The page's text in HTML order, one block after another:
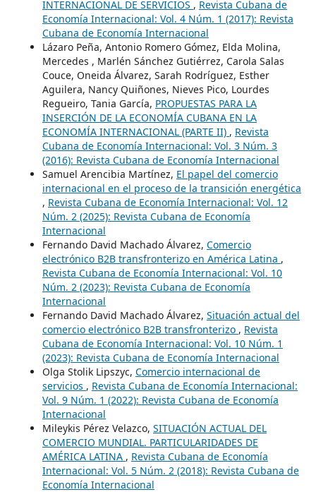
INTERNACIONAL DE SERVICIOS , Revista Cubana de
Economía Internacional: Vol. 4 Núm. 1 (2017): Revista
Cubana de Economía Internacional
Lázaro Peña, Antonio Romero Gómez, Elda Molina,
Mercedes , Marlén Sánchez Gutiérrez, Carola Salas
Couce, Oneida Álvarez, Sarah Rodríguez, Esther
Aguilera, Nancy Quiñones, Nieves Pico, Lourdes
Regueiro, Tania García, PROPUESTAS PARA LA
INSERCIÓN DE LA ECONOMÍA CUBANA EN LA
ECONOMÍA INTERNACIONAL (PARTE II) , Revista
Cubana de Economía Internacional: Vol. 3 Núm. 3
(2016): Revista Cubana de Economía Internacional
Samuel Arencibia Martínez, El papel del comercio
internacional en el proceso de la transición energética
, Revista Cubana de Economía Internacional: Vol. 12
Núm. 2 (2025): Revista Cubana de Economía
Internacional
Fernando David Machado Álvarez, Comercio
electrónico B2B transfronterizo en América Latina ,
Revista Cubana de Economía Internacional: Vol. 10
Núm. 2 (2023): Revista Cubana de Economía
Internacional
Fernando David Machado Álvarez, Situación actual del
comercio electrónico B2B transfronterizo , Revista
Cubana de Economía Internacional: Vol. 10 Núm. 1
(2023): Revista Cubana de Economía Internacional
Olga Stolik Lipszyc, Comercio internacional de
servicios , Revista Cubana de Economía Internacional:
Vol. 9 Núm. 1 (2022): Revista Cubana de Economía
Internacional
Mileykis Pérez Velazco, SITUACIÓN ACTUAL DEL
COMERCIO MUNDIAL. PARTICULARIDADES DE
AMÉRICA LATINA , Revista Cubana de Economía
Internacional: Vol. 5 Núm. 2 (2018): Revista Cubana de
Economía Internacional